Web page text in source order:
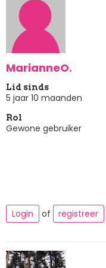
MarianneO.
Lid sinds
5 jaar 10 maanden
Rol
Gewone gebruiker
Login of registreer